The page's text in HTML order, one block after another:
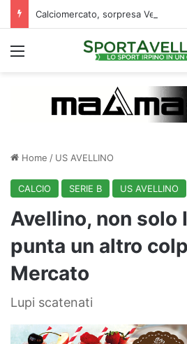
Menu
Home / US AVELLINO
CALCIO SERIE B US AVELLINO
Avellino, non solo
punta un altro
Mercato
Lupi scatenati